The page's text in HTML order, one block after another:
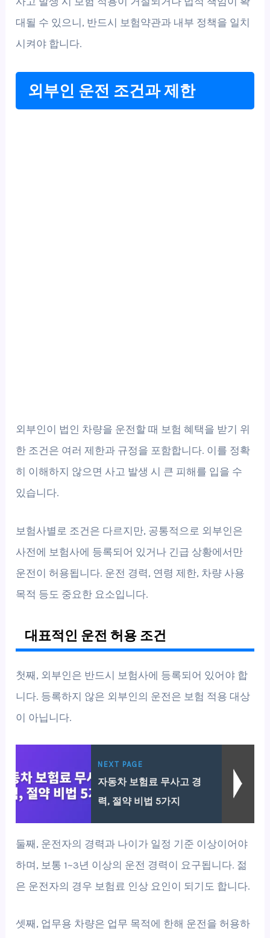
대될 수 있으니, 반드시 보험약관과 내부 정책을 일치
시켜야 합니다.
외부인 운전 조건과 제한
외부인이 법인 차량을 운전할 때 보험 혜택을 받기 위
한 조건은 여러 제한과 규정을 포함합니다. 이를 정확
히 이해하지 않으면 사고 발생 시 큰 피해를 입을 수
있습니다.
보험사별로 조건은 다르지만, 공통적으로 외부인은
사전에 보험사에 등록되어 있거나 긴급 상황에서만
운전이 허용됩니다. 운전 경력, 연령 제한, 차량 사용
목적 등도 중요한 요소입니다.
대표적인 운전 허용 조건
첫째, 외부인은 반드시 보험사에 등록되어 있어야 합
니다. 등록하지 않은 외부인의 운전은 보험 적용 대상
이 아닙니다.
NEXT PAGE
자동차 보험료 무사고 경
력, 절약 비법 5가지
둘째, 운전자의 경력과 나이가 일정 기준 이상이어야
하며, 보통 1~3년 이상의 운전 경력이 요구됩니다. 젊
은 운전자의 경우 보험료 인상 요인이 되기도 합니다.
셋째, 업무용 차량은 업무 목적에 한해 운전을 허용하